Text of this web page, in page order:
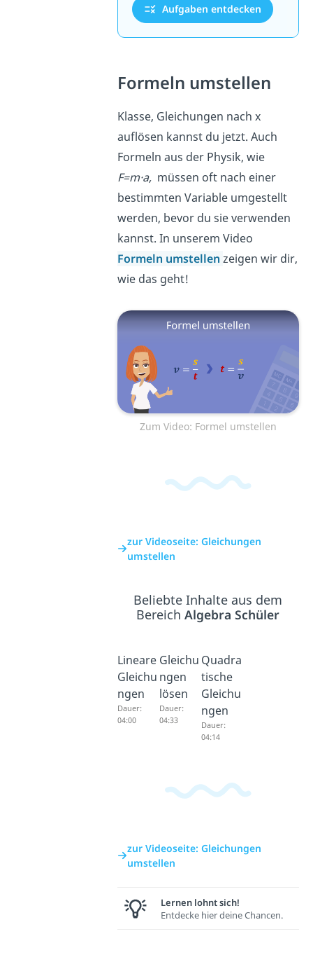
Aufgaben entdecken
Formeln umstellen
Klasse, Gleichungen nach x
auflösen kannst du jetzt. Auch
Formeln aus der Physik, wie
F=m·a, müssen oft nach einer
bestimmten Variable umgestellt
werden, bevor du sie verwenden
kannst. In unserem Video
Formeln umstellen zeigen wir dir,
wie das geht!
Zum Video: Formel umstellen
zur Videoseite: Gleichungen
umstellen
Beliebte Inhalte aus dem
BereichAlgebra Schüler
Lineare
Gleichu
ngen
Dauer:
04:00
Gleichu
ngen
lösen
Dauer:
04:33
Quadra
tische
Gleichu
ngen
Dauer:
04:14
zur Videoseite: Gleichungen
umstellen
Lernen lohnt sich!
Entdecke hier deine Chancen.